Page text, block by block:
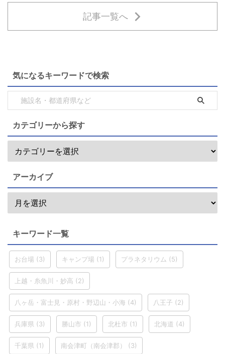
記事一覧へ
気になるキーワードで検索
カテゴリーから探す
アーカイブ
キーワード一覧
お台場 (3) キャンプ場 (1) プラネタリウム (5)
上越・糸魚川・妙高 (2)
八ヶ岳・富士見・原村・野辺山・小海 (4) 八王子 (2)
兵庫県 (3) 勝山市 (1) 北杜市 (1) 北海道 (4)
千葉県 (1) 南会津町（南会津郡） (3)